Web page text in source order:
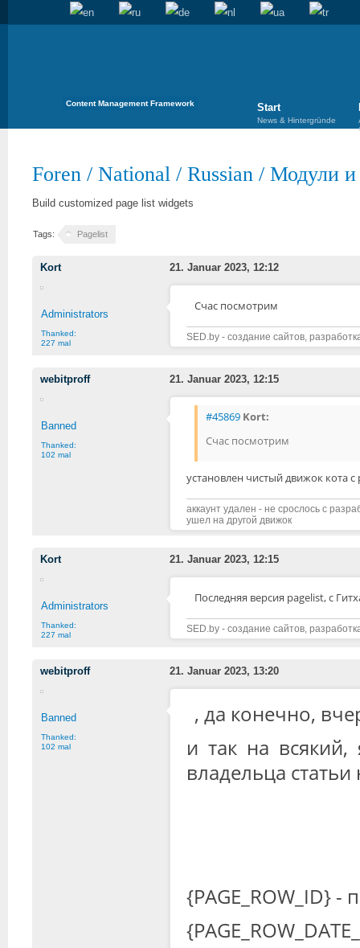
Content Management Framework Start
News & Hintergründe
Foren / National / Russian / Модули и
Build customized page list widgets
Tags: Pagelist
Kort 21. Januar 2023, 12:12
Administrators
Thanked:
227 mal
Счас посмотрим
SED.by - создание сайтов,
webitproff 21. Januar 2023, 12:15
Banned
Thanked:
102 mal
#45869 Kort:
Счас посмотрим
установлен чистый движок кота
аккаунт удален - не срослось с
ушел на другой движок
Kort 21. Januar 2023, 12:15
Administrators
Thanked:
227 mal
Последняя версия pagelist, с
SED.by - создание сайтов,
webitproff 21. Januar 2023, 13:20
Banned
Thanked:
102 mal
, да конечно,
и так на
владельца
{PAGE_ROW_ID} -